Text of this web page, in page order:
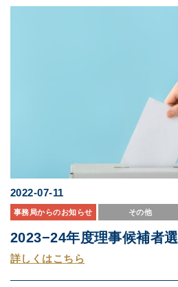
2022-07-11
事務局からのお知らせ その他
2023−24年度理事候補者
詳しくはこちら